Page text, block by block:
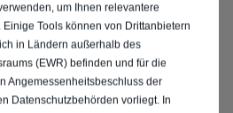
um Ihnen relevantere
Tools können von Drittanbietern
in Ländern außerhalb des
(EWR) befinden und für die
Angemessenheitsbeschluss der
Datenschutzbehörden vorliegt. In